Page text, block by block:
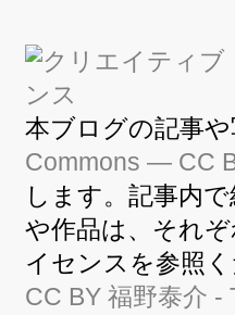
本ブログの記事
Commons — CC
します。記事内
や作品は、それ
イセンスを参照く
CC BY 福野泰介 -